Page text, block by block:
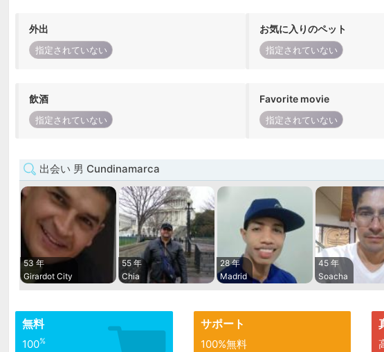
外出
指定されていない
お気に入りのペット
指定されていない
飲酒
指定されていない
Favorite movie
指定されていない
出会い 男 Cundinamarca
53 年
Girardot City
55 年
Chia
28 年
Madrid
45 年
Soacha
無料
100%
サポート
100%無料